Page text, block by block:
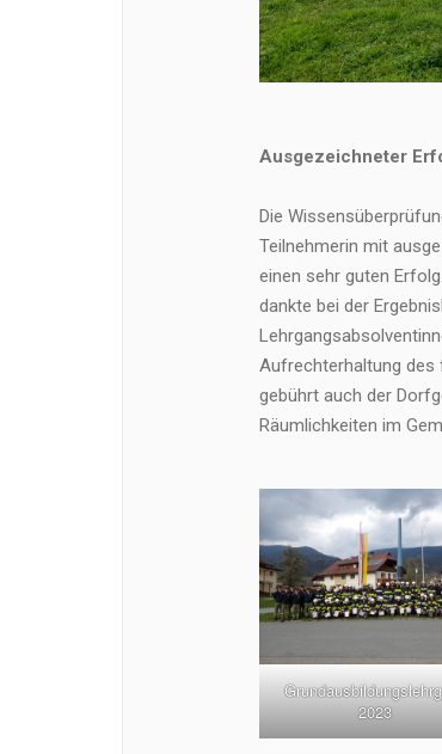
Ausgezeichneter
Die
Teilnehmerin mit
einen sehr guten
dankte bei der
Aufrechterhaltung des
gebührt auch der
Räumlichkeiten im
2023